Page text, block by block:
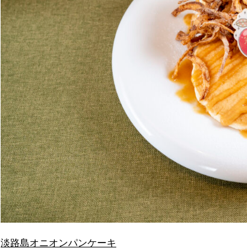
淡路島オニオンパンケーキ